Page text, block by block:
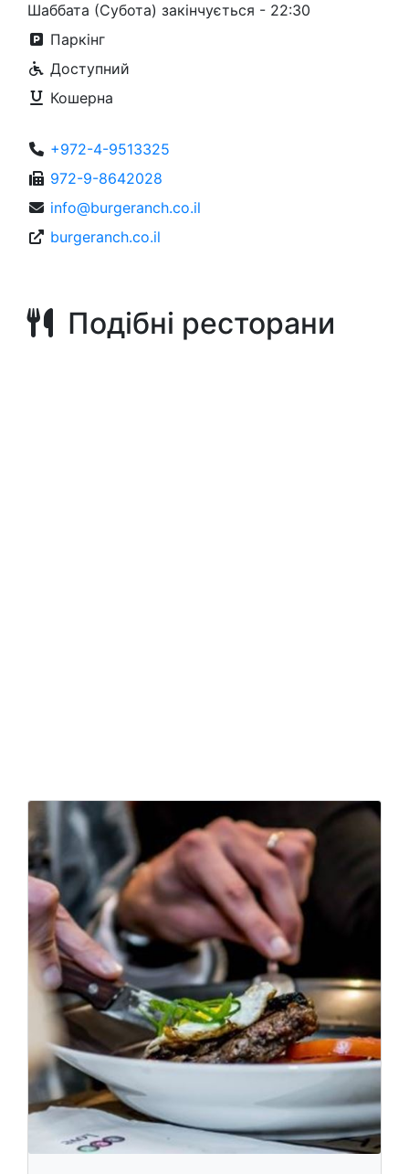
Шаббата (Субота) закінчується - 22:30
Паркінг
Доступний
Кошерна
+972-4-9513325
972-9-8642028
info@burgeranch.co.il
burgeranch.co.il
Подібні ресторани